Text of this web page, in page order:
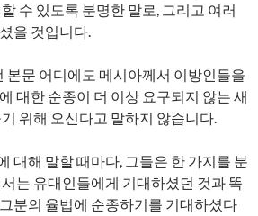
수 있도록 분명한 말로, 그리고 여러
을 것입니다.
본문 어디에도 메시아께서 이방인들을
대한 순종이 더 이상 요구되지 않는 새
위해 오신다고 말하지 않습니다.
대해 말할 때마다, 그들은 한 가지를 분
는 유대인들에게 기대하셨던 것과 똑
분의 율법에 순종하기를 기대하셨다